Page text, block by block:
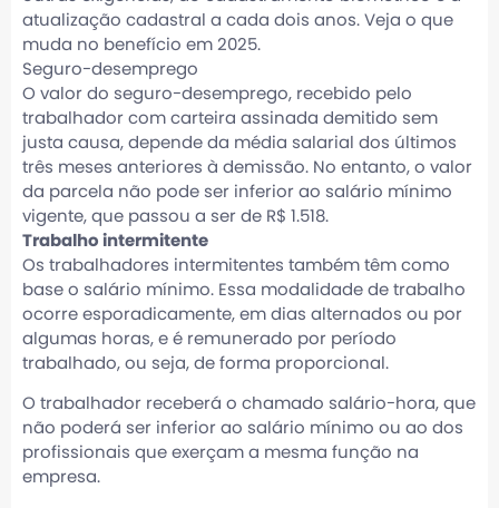
atualização cadastral a cada dois anos. Veja o que
muda no benefício em 2025.
Seguro-desemprego
O valor do seguro-desemprego, recebido pelo
trabalhador com carteira assinada demitido sem
justa causa, depende da média salarial dos últimos
três meses anteriores à demissão. No entanto, o valor
da parcela não pode ser inferior ao salário mínimo
vigente, que passou a ser de R$ 1.518.
Trabalho intermitente
Os trabalhadores intermitentes também têm como
base o salário mínimo. Essa modalidade de trabalho
ocorre esporadicamente, em dias alternados ou por
algumas horas, e é remunerado por período
trabalhado, ou seja, de forma proporcional.
O trabalhador receberá o chamado salário-hora, que
não poderá ser inferior ao salário mínimo ou ao dos
profissionais que exerçam a mesma função na
empresa.